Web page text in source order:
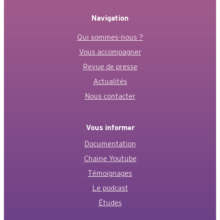
Navigation
Qui sommes-nous ?
Vous accompagner
Revue de presse
Actualités
Nous contacter
Vous informer
Documentation
Chaine Youtube
Témoignages
Le podcast
Études